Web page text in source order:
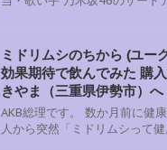
ミドリムシのちから (ユー
効果期待で飲んでみた 購
きやま（三重県伊勢市）へ
AKB総理です。 数か月前に健
人から突然「ミドリムシって健